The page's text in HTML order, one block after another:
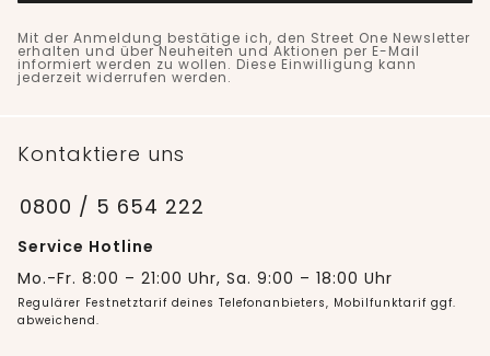
Mit der Anmeldung bestätige ich, den Street One Newsletter
erhalten und über Neuheiten und Aktionen per E-Mail
informiert werden zu wollen. Diese Einwilligung kann
jederzeit widerrufen werden.
Kontaktiere uns
0800 / 5 654 222
Service Hotline
Mo.-Fr. 8:00 – 21:00 Uhr, Sa. 9:00 – 18:00 Uhr
Regulärer Festnetztarif deines Telefonanbieters, Mobilfunktarif ggf.
abweichend.